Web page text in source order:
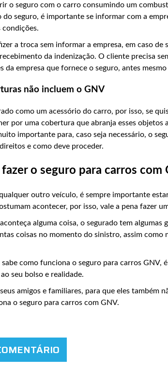
o seguro com o carro consumindo um
do seguro, é importante se informar com a
condições.
a troca sem informar a empresa, em caso de
da indenização. O cliente precisa
da empresa que fornece o seguro, antes
não incluem o GNV
como um acessório do carro, por isso, se
por uma cobertura que abranja esses objetos
importante para, caso seja necessário, o
e como deve proceder.
o seguro para carros com
outro veículo, é sempre importante
acontecer, por isso, vale a pena fazer
alguma coisa, o segurado tem algumas
coisas no momento do sinistro, assim como
como funciona o seguro para carros GNV,
seu bolso e realidade.
amigos e familiares, para que eles também
o seguro para carros com GNV.